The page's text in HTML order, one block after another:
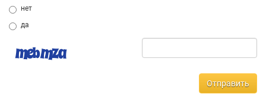
нет
да
Отправить